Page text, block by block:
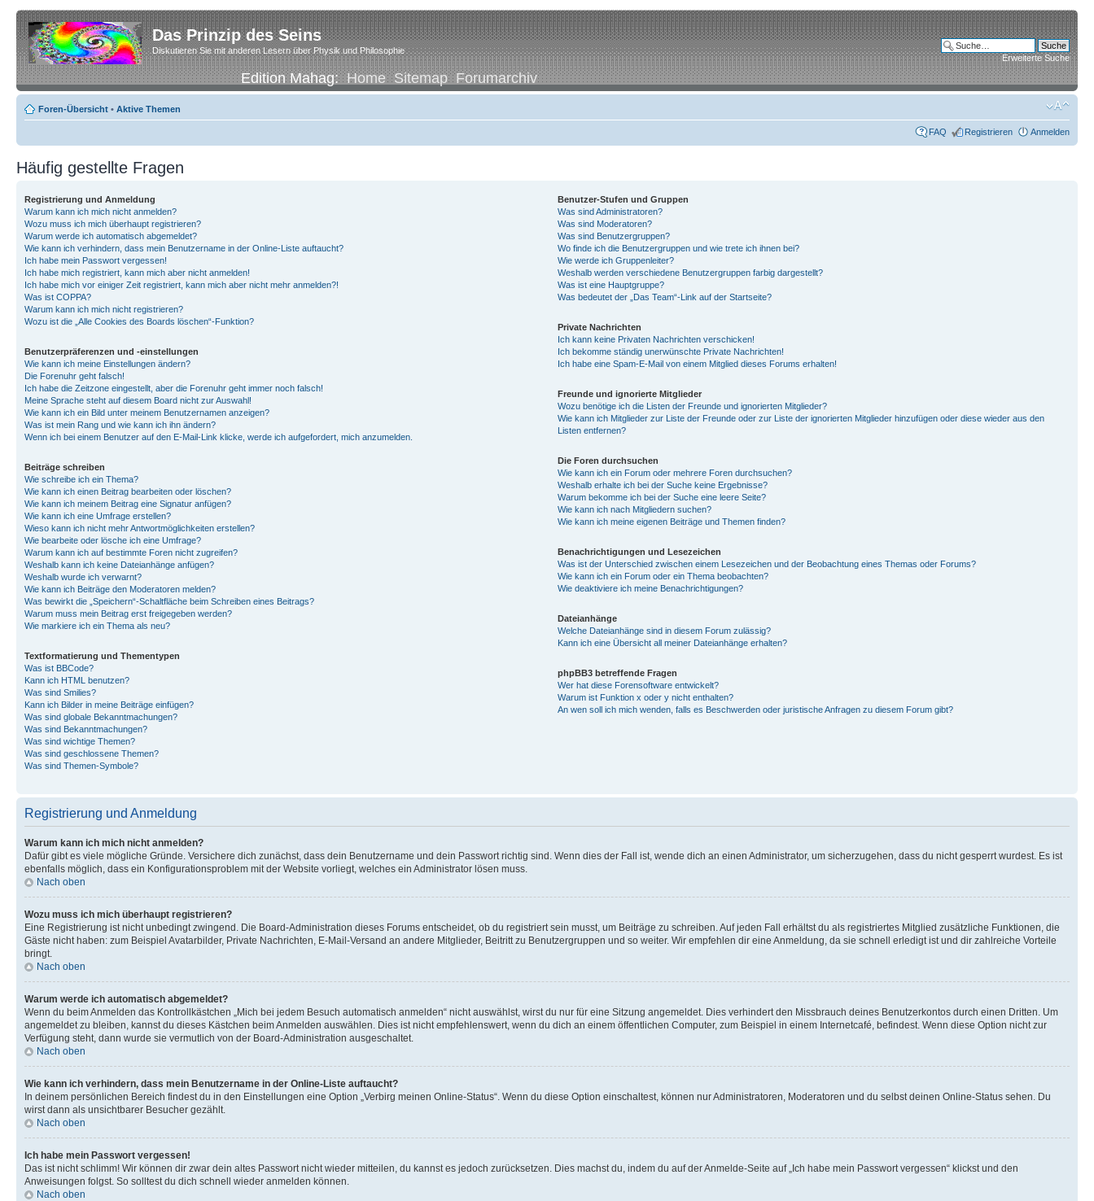
Das Prinzip des Seins
Diskutieren Sie mit anderen Lesern über Physik und Philosophie
Edition Mahag:Home Sitemap Forumarchiv
Erweiterte Suche
Foren-Übersicht • Aktive Themen
FAQ Registrieren Anmelden
Häufig gestellte Fragen
Registrierung und Anmeldung
Warum kann ich mich nicht anmelden?
Wozu muss ich mich überhaupt registrieren?
Warum werde ich automatisch abgemeldet?
Wie kann ich verhindern, dass mein Benutzername in der Online-Liste auftaucht?
Ich habe mein Passwort vergessen!
Ich habe mich registriert, kann mich aber nicht anmelden!
Ich habe mich vor einiger Zeit registriert, kann mich aber nicht mehr anmelden?!
Was ist COPPA?
Warum kann ich mich nicht registrieren?
Wozu ist die „Alle Cookies des Boards löschen“-Funktion?
Benutzerpräferenzen und -einstellungen
Wie kann ich meine Einstellungen ändern?
Die Forenuhr geht falsch!
Ich habe die Zeitzone eingestellt, aber die Forenuhr geht immer noch falsch!
Meine Sprache steht auf diesem Board nicht zur Auswahl!
Wie kann ich ein Bild unter meinem Benutzernamen anzeigen?
Was ist mein Rang und wie kann ich ihn ändern?
Wenn ich bei einem Benutzer auf den E-Mail-Link klicke, werde ich aufgefordert, mich anzumelden.
Beiträge schreiben
Wie schreibe ich ein Thema?
Wie kann ich einen Beitrag bearbeiten oder löschen?
Wie kann ich meinem Beitrag eine Signatur anfügen?
Wie kann ich eine Umfrage erstellen?
Wieso kann ich nicht mehr Antwortmöglichkeiten erstellen?
Wie bearbeite oder lösche ich eine Umfrage?
Warum kann ich auf bestimmte Foren nicht zugreifen?
Weshalb kann ich keine Dateianhänge anfügen?
Weshalb wurde ich verwarnt?
Wie kann ich Beiträge den Moderatoren melden?
Was bewirkt die „Speichern“-Schaltfläche beim Schreiben eines Beitrags?
Warum muss mein Beitrag erst freigegeben werden?
Wie markiere ich ein Thema als neu?
Textformatierung und Thementypen
Was ist BBCode?
Kann ich HTML benutzen?
Was sind Smilies?
Kann ich Bilder in meine Beiträge einfügen?
Was sind globale Bekanntmachungen?
Was sind Bekanntmachungen?
Was sind wichtige Themen?
Was sind geschlossene Themen?
Was sind Themen-Symbole?
Benutzer-Stufen und Gruppen
Was sind Administratoren?
Was sind Moderatoren?
Was sind Benutzergruppen?
Wo finde ich die Benutzergruppen und wie trete ich ihnen bei?
Wie werde ich Gruppenleiter?
Weshalb werden verschiedene Benutzergruppen farbig dargestellt?
Was ist eine Hauptgruppe?
Was bedeutet der „Das Team“-Link auf der Startseite?
Private Nachrichten
Ich kann keine Privaten Nachrichten verschicken!
Ich bekomme ständig unerwünschte Private Nachrichten!
Ich habe eine Spam-E-Mail von einem Mitglied dieses Forums erhalten!
Freunde und ignorierte Mitglieder
Wozu benötige ich die Listen der Freunde und ignorierten Mitglieder?
Wie kann ich Mitglieder zur Liste der Freunde oder zur Liste der ignorierten Mitglieder hinzufügen oder diese wieder aus den
Listen entfernen?
Die Foren durchsuchen
Wie kann ich ein Forum oder mehrere Foren durchsuchen?
Weshalb erhalte ich bei der Suche keine Ergebnisse?
Warum bekomme ich bei der Suche eine leere Seite?
Wie kann ich nach Mitgliedern suchen?
Wie kann ich meine eigenen Beiträge und Themen finden?
Benachrichtigungen und Lesezeichen
Was ist der Unterschied zwischen einem Lesezeichen und der Beobachtung eines Themas oder Forums?
Wie kann ich ein Forum oder ein Thema beobachten?
Wie deaktiviere ich meine Benachrichtigungen?
Dateianhänge
Welche Dateianhänge sind in diesem Forum zulässig?
Kann ich eine Übersicht all meiner Dateianhänge erhalten?
phpBB3 betreffende Fragen
Wer hat diese Forensoftware entwickelt?
Warum ist Funktion x oder y nicht enthalten?
An wen soll ich mich wenden, falls es Beschwerden oder juristische Anfragen zu diesem Forum gibt?
Registrierung und Anmeldung
Warum kann ich mich nicht anmelden?
Dafür gibt es viele mögliche Gründe. Versichere dich zunächst, dass dein Benutzername und dein Passwort richtig sind. Wenn dies der Fall ist, wende dich an einen Administrator, um sicherzugehen, dass du nicht gesperrt wurdest. Es ist
ebenfalls möglich, dass ein Konfigurationsproblem mit der Website vorliegt, welches ein Administrator lösen muss.
Nach oben
Wozu muss ich mich überhaupt registrieren?
Eine Registrierung ist nicht unbedingt zwingend. Die Board-Administration dieses Forums entscheidet, ob du registriert sein musst, um Beiträge zu schreiben. Auf jeden Fall erhältst du als registriertes Mitglied zusätzliche Funktionen, die
Gäste nicht haben: zum Beispiel Avatarbilder, Private Nachrichten, E-Mail-Versand an andere Mitglieder, Beitritt zu Benutzergruppen und so weiter. Wir empfehlen dir eine Anmeldung, da sie schnell erledigt ist und dir zahlreiche Vorteile
bringt.
Nach oben
Warum werde ich automatisch abgemeldet?
Wenn du beim Anmelden das Kontrollkästchen „Mich bei jedem Besuch automatisch anmelden“ nicht auswählst, wirst du nur für eine Sitzung angemeldet. Dies verhindert den Missbrauch deines Benutzerkontos durch einen Dritten. Um
angemeldet zu bleiben, kannst du dieses Kästchen beim Anmelden auswählen. Dies ist nicht empfehlenswert, wenn du dich an einem öffentlichen Computer, zum Beispiel in einem Internetcafé, befindest. Wenn diese Option nicht zur
Verfügung steht, dann wurde sie vermutlich von der Board-Administration ausgeschaltet.
Nach oben
Wie kann ich verhindern, dass mein Benutzername in der Online-Liste auftaucht?
In deinem persönlichen Bereich findest du in den Einstellungen eine Option „Verbirg meinen Online-Status“. Wenn du diese Option einschaltest, können nur Administratoren, Moderatoren und du selbst deinen Online-Status sehen. Du
wirst dann als unsichtbarer Besucher gezählt.
Nach oben
Ich habe mein Passwort vergessen!
Das ist nicht schlimm! Wir können dir zwar dein altes Passwort nicht wieder mitteilen, du kannst es jedoch zurücksetzen. Dies machst du, indem du auf der Anmelde-Seite auf „Ich habe mein Passwort vergessen“ klickst und den
Anweisungen folgst. So solltest du dich schnell wieder anmelden können.
Nach oben